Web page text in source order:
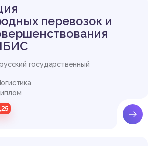
перевозок и
государственный